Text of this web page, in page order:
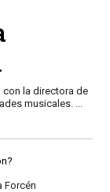
la directora de
musicales.
Forcén